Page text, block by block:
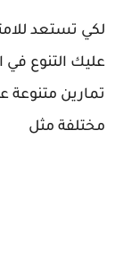
لكي تستعد
عليك التنوع
مختلفة مثل